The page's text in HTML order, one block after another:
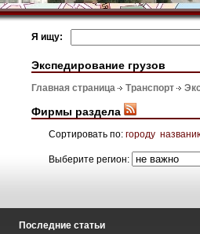
Я ищу:
Экспедирование грузов
Главная страница Транспорт
Фирмы раздела
Сортировать по: городу
Выберите регион:
Последние статьи